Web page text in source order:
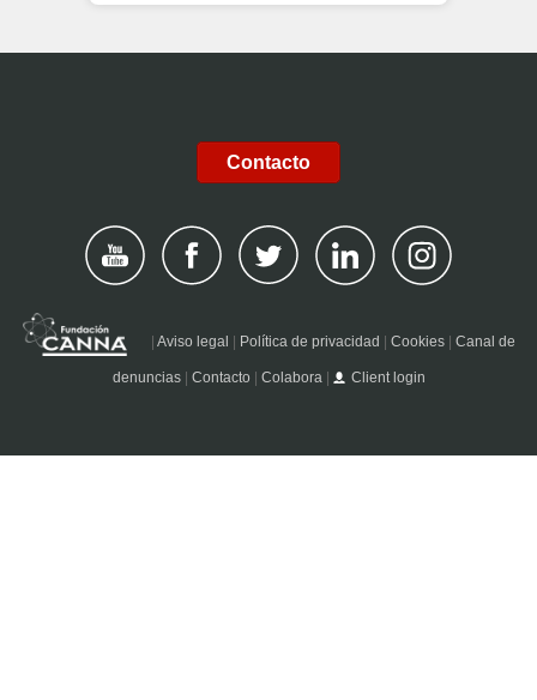
Contacto
| Aviso legal | Política de privacidad | Cookies| Canal de
denuncias| Contacto | Colabora | Client login